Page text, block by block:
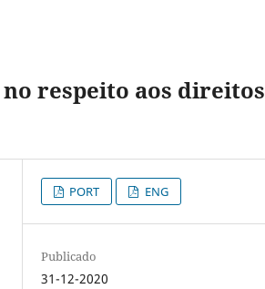
respeito aos direitos
PORT ENG
Publicado
31-12-2020